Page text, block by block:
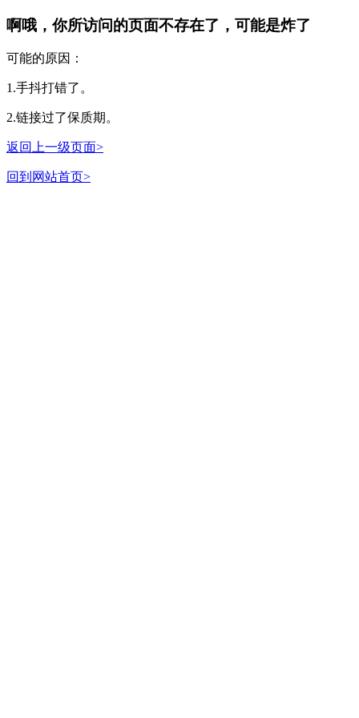
啊哦，你所访问的页面不存在了，可能是炸了
可能的原因：
1.手抖打错了。
2.链接过了保质期。
返回上一级页面>
回到网站首页>